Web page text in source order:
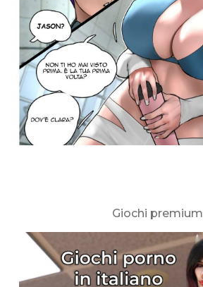
Giochi premium